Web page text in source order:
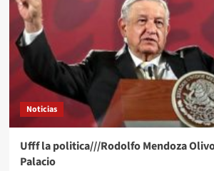
sustentabilidad en
el
sector
de
la
construcción
e
inmobiliario
Noticias
Ufff la politica///Rodolfo Mendoza
Palacio